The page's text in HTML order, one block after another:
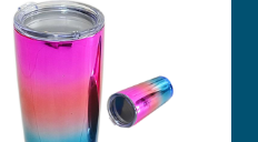
กระติก
กระบอกน้ำ
flask vacuum